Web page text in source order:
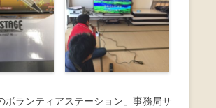
ボランティアステーション」事務局サ